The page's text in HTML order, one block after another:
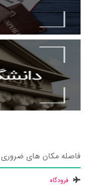
فاصله مکان های ضروری
فرودگاه